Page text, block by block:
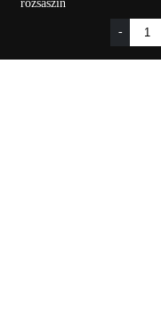
Zero
rózsaszín
-